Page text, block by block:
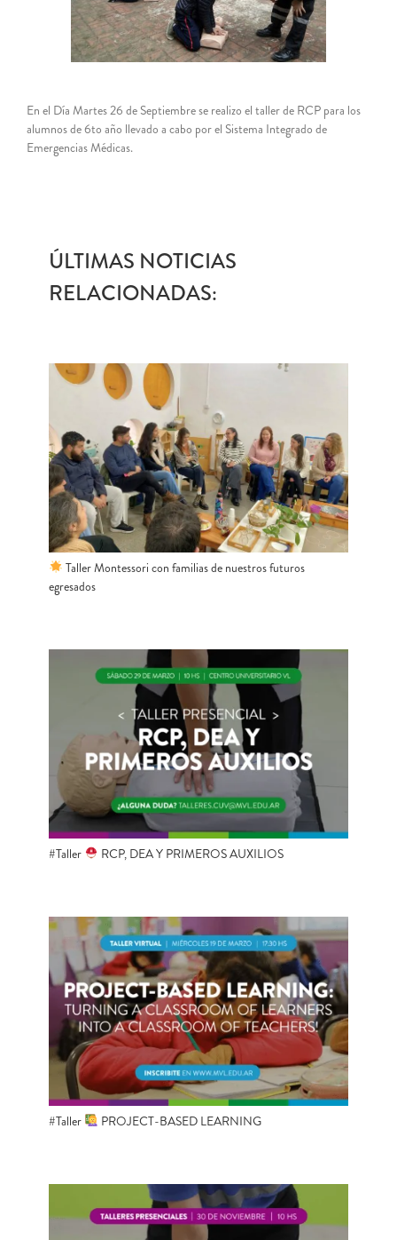
En el Día Martes 26 de Septiembre se realizo el taller de RCP para los
alumnos de 6to año llevado a cabo por el Sistema Integrado de
Emergencias Médicas.
ÚLTIMAS NOTICIAS
RELACIONADAS:
Taller Montessori con familias de nuestros futuros
egresados
#Taller RCP, DEA Y PRIMEROS AUXILIOS
#Taller PROJECT-BASED LEARNING